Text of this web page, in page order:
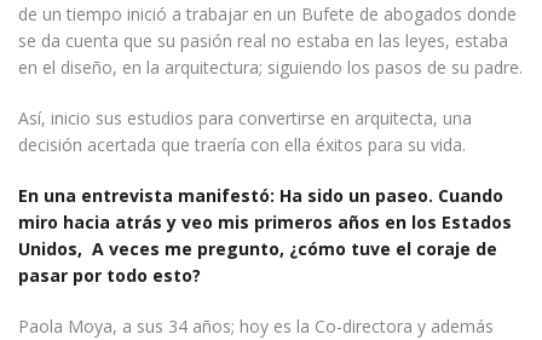
de un tiempo inició a trabajar en un Bufete de abogados donde
se da cuenta que su pasión real no estaba en las leyes, estaba
en el diseño, en la arquitectura; siguiendo los pasos de su padre.
Así, inicio sus estudios para convertirse en arquitecta, una
decisión acertada que traería con ella éxitos para su vida.
En una entrevista manifestó: Ha sido un paseo. Cuando
miro hacia atrás y veo mis primeros años en los Estados
Unidos, A veces me pregunto, ¿cómo tuve el coraje de
pasar por todo esto?
Paola Moya, a sus 34 años; hoy es la Co-directora y además